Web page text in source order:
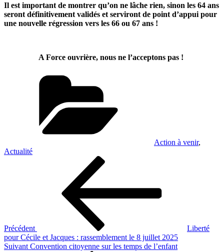
Il est important de montrer qu’on ne lâche rien, sinon les 64 ans
seront définitivement validés et serviront de point d’appui pour
une nouvelle régression vers les 66 ou 67 ans !
A Force ouvrière, nous ne l’acceptons pas !
Action à venir,
Actualité
Précédent
Liberté
pour Cécile et Jacques : rassemblement le 8 juillet 2025
Article
Suivant Convention citoyenne sur les temps de l’enfant